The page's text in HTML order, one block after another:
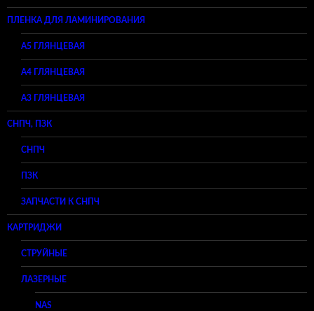
ПЛЕНКА ДЛЯ ЛАМИНИРОВАНИЯ
A5 ГЛЯНЦЕВАЯ
А4 ГЛЯНЦЕВАЯ
A3 ГЛЯНЦЕВАЯ
СНПЧ, ПЗК
СНПЧ
ПЗК
ЗАПЧАСТИ К СНПЧ
КАРТРИДЖИ
СТРУЙНЫЕ
ЛАЗЕРНЫЕ
NAS